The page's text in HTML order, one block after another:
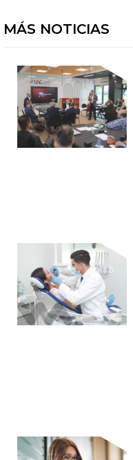
MÁS NOTICIAS